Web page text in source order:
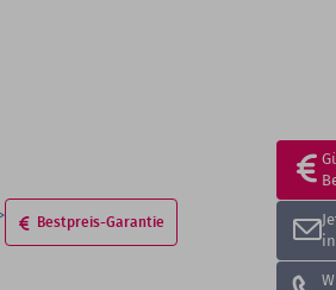
Bestpreis-Garantie